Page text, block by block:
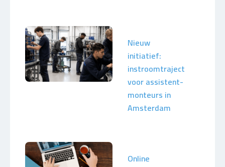
Nieuw
initiatief:
instroomtraject
voor assistent-
monteurs in
Amsterdam
Online